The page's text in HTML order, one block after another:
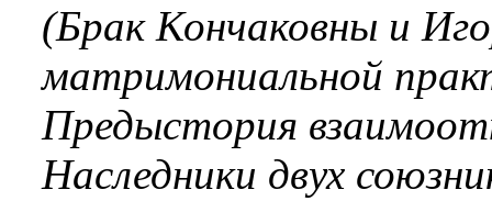
(Брак Кончаковны и
матримониальной
Предыстория
Наследники двух